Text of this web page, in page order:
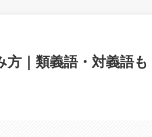
｜類義語・対義語も